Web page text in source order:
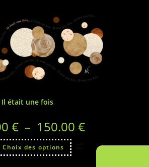
Il était une fois
€ – 150.00 €
Choix des options